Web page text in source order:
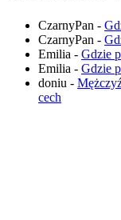
CzarnyPan -
CzarnyPan -
Emilia - Gdzie
Emilia - Gdzie
doniu -
cech